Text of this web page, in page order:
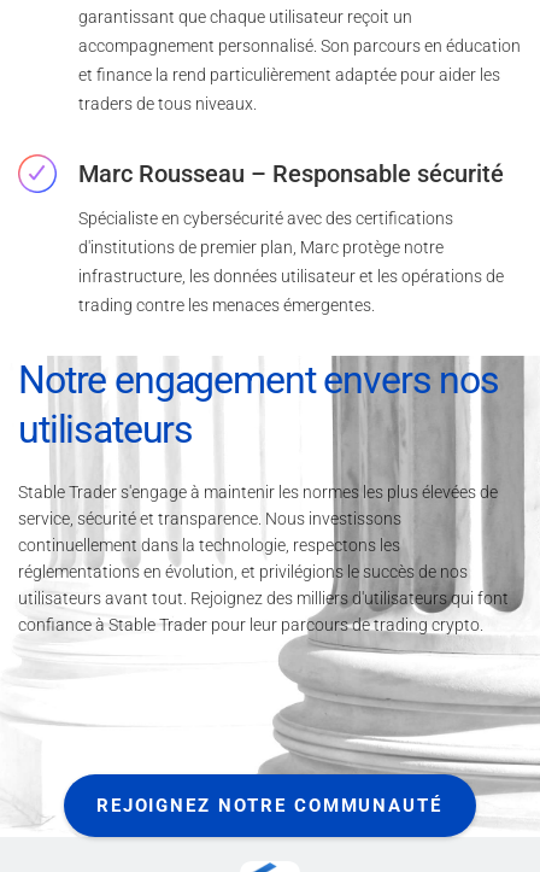
garantissant que chaque utilisateur reçoit un
accompagnement personnalisé. Son parcours en éducation
et finance la rend particulièrement adaptée pour aider les
traders de tous niveaux.
Marc Rousseau – Responsable sécurité
Spécialiste en cybersécurité avec des certifications
d'institutions de premier plan, Marc protège notre
infrastructure, les données utilisateur et les opérations de
trading contre les menaces émergentes.
Notre engagement envers nos
utilisateurs
Stable Trader s'engage à maintenir les normes les plus élevées de
service, sécurité et transparence. Nous investissons
continuellement dans la technologie, respectons les
réglementations en évolution, et privilégions le succès de nos
utilisateurs avant tout. Rejoignez des milliers d'utilisateurs qui font
confiance à Stable Trader pour leur parcours de trading crypto.
REJOIGNEZ NOTRE COMMUNAUTÉ